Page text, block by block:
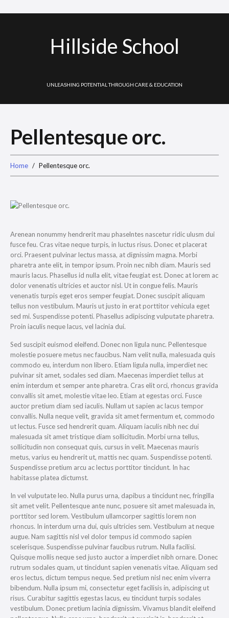
Hillside School
UNLEASHING POTENTIAL THROUGH CARE & EDUCATION
Pellentesque orc.
Home Pellentesque orc.
Arenean nonummy hendrerit mau phaselntes nascetur ridic ulusm dui
fusce feu. Cras vitae neque turpis, in luctus risus. Donec et placerat
orci. Praesent pulvinar lectus massa, at dignissim magna. Morbi
pharetra ante elit, in tempor ipsum. Proin nec nibh diam. Mauris sed
mauris lacus. Phasellus id nulla elit, vitae feugiat est. Donec at lorem ac
dolor venenatis ultricies et auctor nisl. Ut in congue felis. Mauris
venenatis turpis eget eros semper feugiat. Donec suscipit aliquam
tellus non vestibulum. Mauris ut justo in erat porttitor vehicula eget
sed mi. Suspendisse potenti. Phasellus adipiscing vulputate pharetra.
Proin iaculis neque lacus, vel lacinia dui.
Sed suscipit euismod eleifend. Donec non ligula nunc. Pellentesque
molestie posuere metus nec faucibus. Nam velit nulla, malesuada quis
commodo eu, interdum non libero. Etiam ligula nulla, imperdiet nec
pulvinar sit amet, sodales sed diam. Maecenas imperdiet tellus at
enim interdum et semper ante pharetra. Cras elit orci, rhoncus gravida
convallis sit amet, molestie vitae leo. Etiam at egestas orci. Fusce
auctor pretium diam sed iaculis. Nullam ut sapien ac lacus tempor
convallis. Nulla neque velit, gravida sit amet fermentum et, commodo
ut lectus. Fusce sed hendrerit quam. Aliquam iaculis nibh nec dui
malesuada sit amet tristique diam sollicitudin. Morbi urna tellus,
sollicitudin non consequat quis, cursus in velit. Maecenas mauris
metus, varius eu hendrerit ut, mattis nec quam. Suspendisse potenti.
Suspendisse pretium arcu ac lectus porttitor tincidunt. In hac
habitasse platea dictumst.
In vel vulputate leo. Nulla purus urna, dapibus a tincidunt nec, fringilla
sit amet velit. Pellentesque ante nunc, posuere sit amet malesuada in,
porttitor sed lorem. Vestibulum ullamcorper sagittis lorem non
rhoncus. In interdum urna dui, quis ultricies sem. Vestibulum at neque
augue. Nam sagittis nisl vel dolor tempus id commodo sapien
scelerisque. Suspendisse pulvinar faucibus rutrum. Nulla facilisi.
Quisque mollis neque sed justo auctor a imperdiet nibh ornare. Donec
rutrum sodales quam, ut tincidunt sapien venenatis vitae. Aliquam sed
eros lectus, dictum tempus neque. Sed pretium nisl nec enim viverra
bibendum. Nulla ipsum mi, consectetur eget facilisis in, adipiscing ut
risus. Curabitur sagittis egestas lacus, eu tincidunt turpis sodales
vestibulum. Donec pretium lacinia dignissim. Vivamus blandit eleifend